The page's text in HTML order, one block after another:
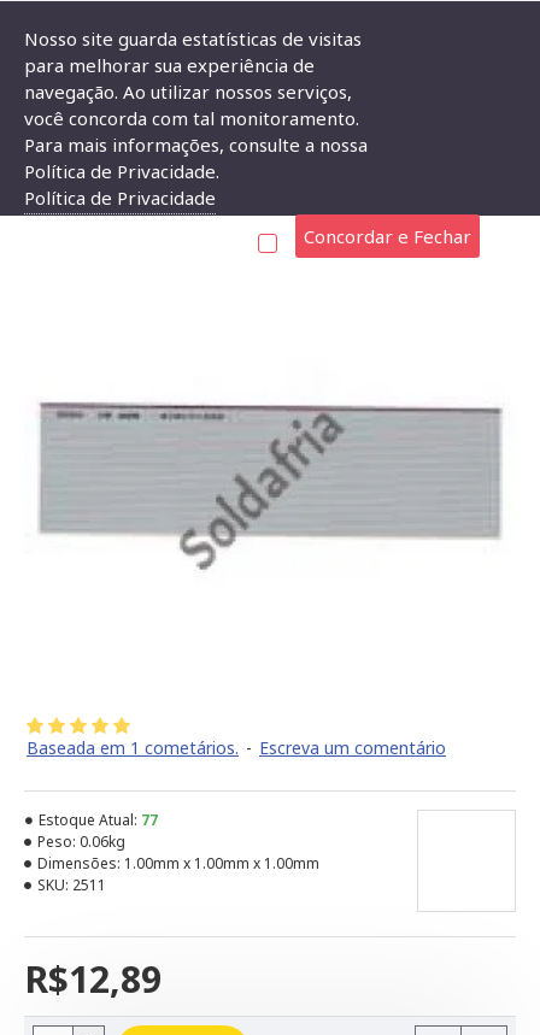
Flat Cable 34 Vias Cinza 28 AWG (metro)
FLAT CABLE 34 VIAS CINZA 28 AWG (METRO)
Baseada em 1 cometários. - Escreva um comentário
R$12,89
Estoque Atual: 77
Peso: 0.06kg
Dimensões: 1.00mm x 1.00mm x 1.00mm
SKU: 2511
Nosso site guarda estatísticas de visitas
para melhorar sua experiência de
navegação. Ao utilizar nossos serviços,
você concorda com tal monitoramento.
Para mais informações, consulte a nossa
Política de Privacidade.
Política de Privacidade
Concordar e Fechar